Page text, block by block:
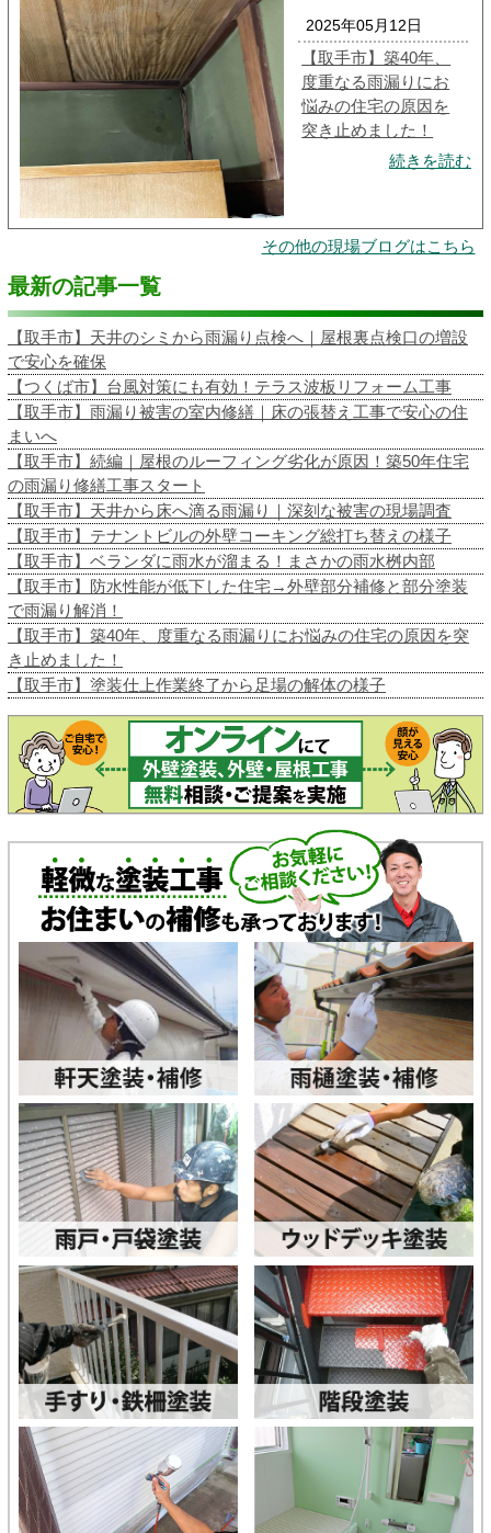
2025年05月12日
【取手市】築40年、
度重なる雨漏りにお
悩みの住宅の原因を
突き止めました！
続きを読む
その他の現場ブログはこちら
最新の記事一覧
【取手市】天井のシミから雨漏り点検へ｜屋根裏点検口の増設
で安心を確保
【つくば市】台風対策にも有効！テラス波板リフォーム工事
【取手市】雨漏り被害の室内修繕｜床の張替え工事で安心の住
まいへ
【取手市】続編｜屋根のルーフィング劣化が原因！築50年住宅
の雨漏り修繕工事スタート
【取手市】天井から床へ滴る雨漏り｜深刻な被害の現場調査
【取手市】テナントビルの外壁コーキング総打ち替えの様子
【取手市】ベランダに雨水が溜まる！まさかの雨水桝内部
【取手市】防水性能が低下した住宅→外壁部分補修と部分塗装
で雨漏り解消！
【取手市】築40年、度重なる雨漏りにお悩みの住宅の原因を突
き止めました！
【取手市】塗装仕上作業終了から足場の解体の様子